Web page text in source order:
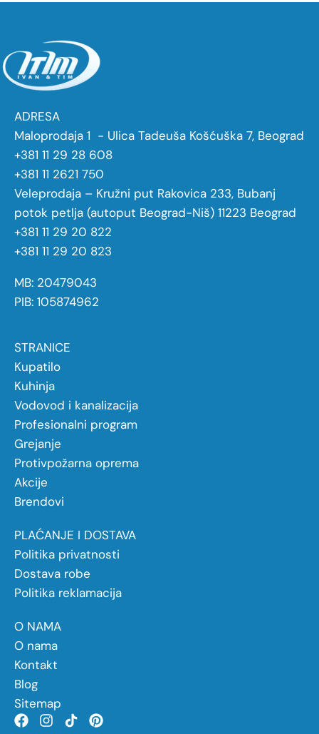
ADRESA
Maloprodaja 1 - Ulica Tadeuša Košćuška 7, Beograd
+381 11 29 28 608
+381 11 2621 750
Veleprodaja – Kružni put Rakovica 233, Bubanj
potok petlja (autoput Beograd-Niš) 11223 Beograd
+381 11 29 20 822
+381 11 29 20 823
MB: 20479043
PIB: 105874962
STRANICE
Kupatilo
Kuhinja
Vodovod i kanalizacija
Profesionalni program
Grejanje
Protivpožarna oprema
Akcije
Brendovi
PLAĆANJE I DOSTAVA
Politika privatnosti
Dostava robe
Politika reklamacija
O NAMA
O nama
Kontakt
Blog
Sitemap